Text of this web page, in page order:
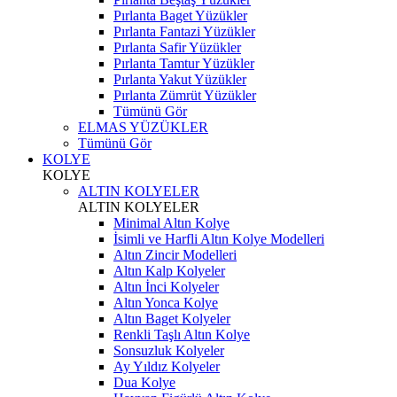
Pırlanta Baget Yüzükler
Pırlanta Fantazi Yüzükler
Pırlanta Safir Yüzükler
Pırlanta Tamtur Yüzükler
Pırlanta Yakut Yüzükler
Pırlanta Zümrüt Yüzükler
Tümünü Gör
ELMAS YÜZÜKLER
Tümünü Gör
KOLYE
KOLYE
ALTIN KOLYELER
ALTIN KOLYELER
Minimal Altın Kolye
İsimli ve Harfli Altın Kolye Modelleri
Altın Zincir Modelleri
Altın Kalp Kolyeler
Altın İnci Kolyeler
Altın Yonca Kolye
Altın Baget Kolyeler
Renkli Taşlı Altın Kolye
Sonsuzluk Kolyeler
Ay Yıldız Kolyeler
Dua Kolye